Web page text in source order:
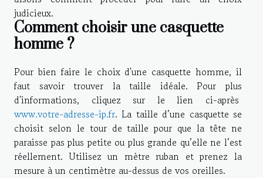
judicieux.
Comment choisir une casquette
homme ?
Pour bien faire le choix d'une casquette homme, il
faut savoir trouver la taille idéale. Pour plus
d'informations, cliquez sur le lien ci-après
www.votre-adresse-ip.fr. La taille d’une casquette se
choisit selon le tour de taille pour que la tête ne
paraisse pas plus petite ou plus grande qu’elle ne l’est
réellement. Utilisez un mètre ruban et prenez la
mesure à un centimètre au-dessus de vos oreilles.